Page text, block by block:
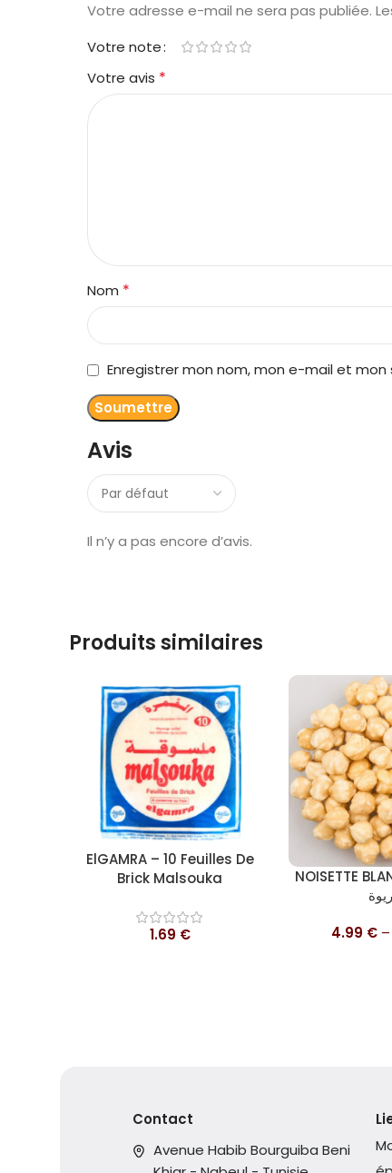
Avis
Il n’y a pas encore d’avis.
Votre adresse e-mail ne sera pas publiée.
Votre note
Votre avis *
Nom *
Enregistrer mon nom, mon e-mail et
Produits similaires
Ajouter au panier
ElGAMRA – 10 Feuilles De
Brick Malsouka
1.69 €
Choix des
NOISETTE
4.99 € –
Contact
Avenue Habib Bourguiba Beni